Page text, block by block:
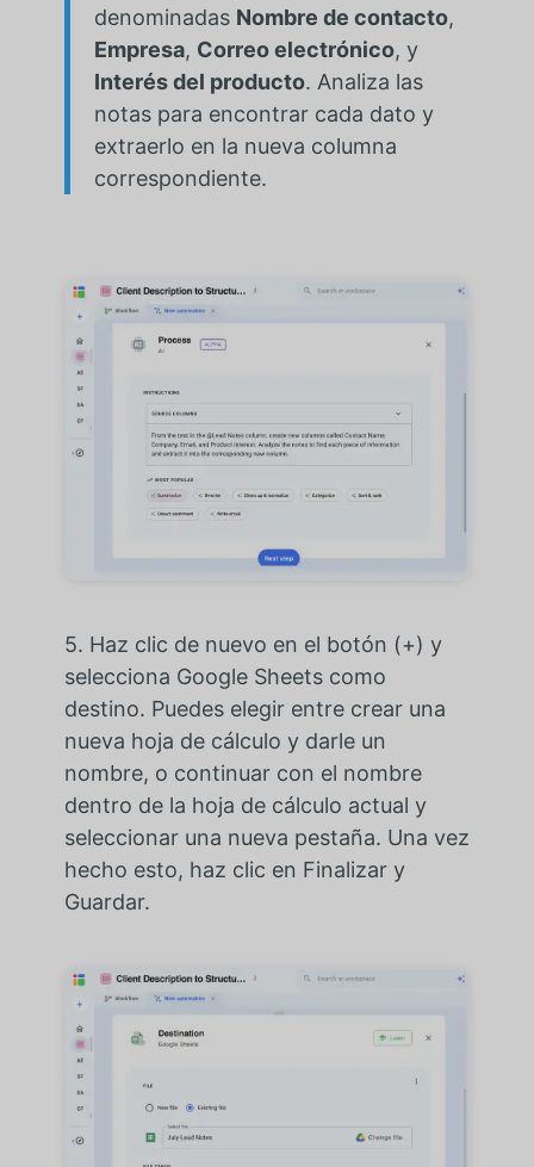
denominadas Nombre de contacto,
Empresa, Correo electrónico, y
Interés del producto. Analiza las
notas para encontrar cada dato y
extraerlo en la nueva columna
correspondiente.
5. Haz clic de nuevo en el botón (+) y
selecciona Google Sheets como
destino. Puedes elegir entre crear una
nueva hoja de cálculo y darle un
nombre, o continuar con el nombre
dentro de la hoja de cálculo actual y
seleccionar una nueva pestaña. Una vez
hecho esto, haz clic en Finalizar y
Guardar.